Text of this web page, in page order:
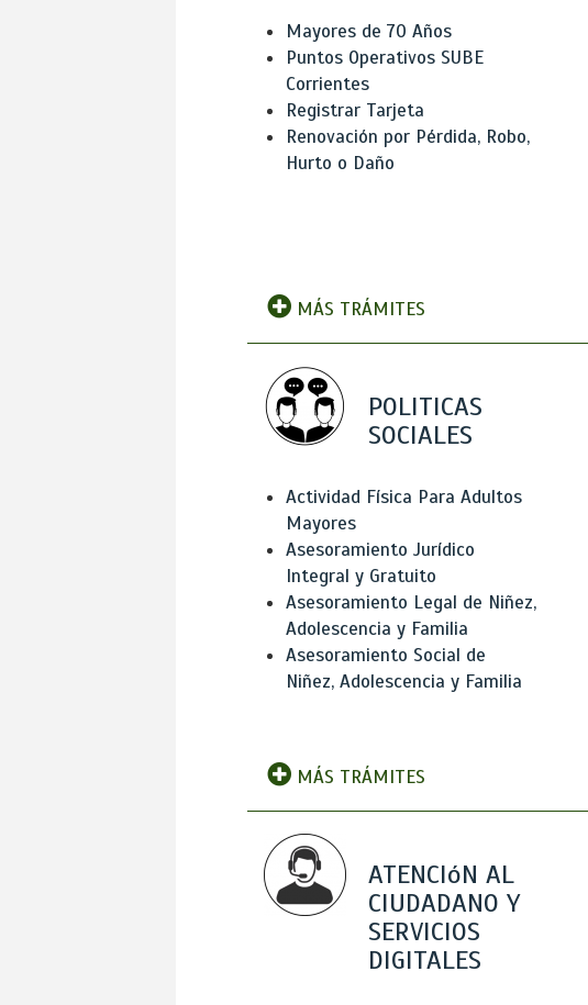
Mayores de 70 Años
Puntos Operativos SUBE
Corrientes
Registrar Tarjeta
Renovación por Pérdida, Robo,
Hurto o Daño
MÁS TRÁMITES
POLITICAS
SOCIALES
Actividad Física Para Adultos
Mayores
Asesoramiento Jurídico
Integral y Gratuito
Asesoramiento Legal de Niñez,
Adolescencia y Familia
Asesoramiento Social de
Niñez, Adolescencia y Familia
MÁS TRÁMITES
ATENCIóN AL
CIUDADANO Y
SERVICIOS
DIGITALES